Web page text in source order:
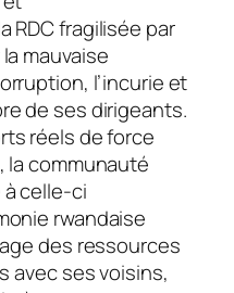
RDC fragilisée par
mauvaise
l’incurie et
de ses dirigeants.
réels de force
la communauté
celle-ci
rwandaise
des ressources
avec ses voisins,